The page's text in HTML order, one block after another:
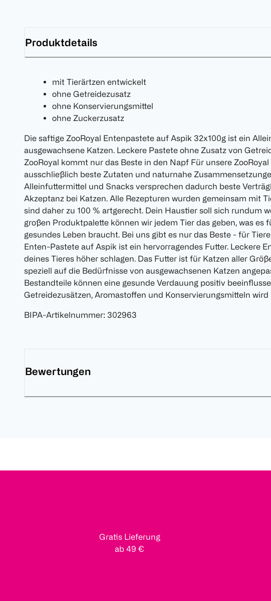
Produktdetails
mit Tierärtzen entwickelt
ohne Getreidezusatz
ohne Konservierungsmittel
ohne Zuckerzusatz
Die saftige ZooRoyal Entenpastete auf Aspik 32x100g ist ein
ausgewachsene Katzen. Leckere Pastete ohne Zusatz von
ZooRoyal kommt nur das Beste in den Napf Für unsere
ausschließlich beste Zutaten und naturnahe
Alleinfuttermittel und Snacks versprechen dadurch beste
Akzeptanz bei Katzen. Alle Rezepturen wurden gemeinsam mit
sind daher zu 100 % artgerecht. Dein Haustier soll sich rundum
großen Produktpalette können wir jedem Tier das geben, was es
gesundes Leben braucht. Bei uns gibt es nur das Beste - für
Enten-Pastete auf Aspik ist ein hervorragendes Futter. Leckere
deines Tieres höher schlagen. Das Futter ist für Katzen aller
speziell auf die Bedürfnisse von ausgewachsenen Katzen
Bestandteile können eine gesunde Verdauung positiv
Getreidezusätzen, Aromastoffen und Konservierungsmitteln
BIPA-Artikelnummer: 302963
Bewertungen
Gratis Lieferung
ab 49 €